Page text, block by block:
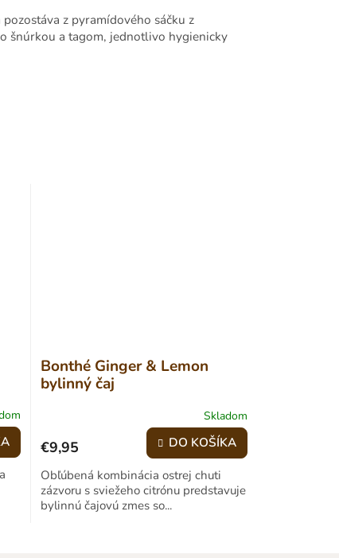
z pyramídového sáčku z
šnúrkou a tagom, jednotlivo hygienicky
Bonthé Ginger & Lemon
bylinný čaj
produktu
5,0
z
5
Skladom
€9,95 DO KOŠÍKA
Obľúbená kombinácia ostrej chuti
zázvoru s sviežeho citrónu predstavuje
bylinnú čajovú zmes so...